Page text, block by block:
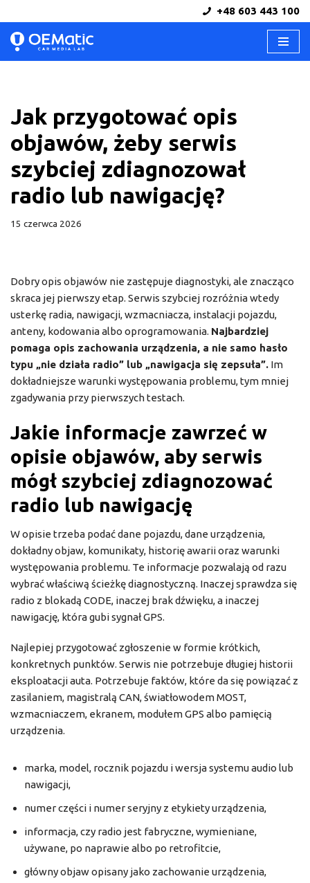
Przejdź
do
+48 603 443 100
Jak przygotować opis
objawów, żeby serwis
szybciej zdiagnozował
radio lub nawigację?
15 czerwca 2026
Dobry opis objawów nie zastępuje diagnostyki, ale znacząco
skraca jej pierwszy etap. Serwis szybciej rozróżnia wtedy
usterkę radia, nawigacji, wzmacniacza, instalacji pojazdu,
anteny, kodowania albo oprogramowania. Najbardziej
pomaga opis zachowania urządzenia, a nie samo hasło
typu „nie działa radio” lub „nawigacja się zepsuła”. Im
dokładniejsze warunki występowania problemu, tym mniej
zgadywania przy pierwszych testach.
Jakie informacje zawrzeć w
opisie objawów, aby serwis
mógł szybciej zdiagnozować
radio lub nawigację
W opisie trzeba podać dane pojazdu, dane urządzenia,
dokładny objaw, komunikaty, historię awarii oraz warunki
występowania problemu. Te informacje pozwalają od razu
wybrać właściwą ścieżkę diagnostyczną. Inaczej sprawdza się
radio z blokadą CODE, inaczej brak dźwięku, a inaczej
nawigację, która gubi sygnał GPS.
Najlepiej przygotować zgłoszenie w formie krótkich,
konkretnych punktów. Serwis nie potrzebuje długiej historii
eksploatacji auta. Potrzebuje faktów, które da się powiązać z
zasilaniem, magistralą CAN, światłowodem MOST,
wzmacniaczem, ekranem, modułem GPS albo pamięcią
urządzenia.
marka, model, rocznik pojazdu i wersja systemu audio lub
nawigacji,
numer części i numer seryjny z etykiety urządzenia,
informacja, czy radio jest fabryczne, wymieniane,
używane, po naprawie albo po retrofitcie,
główny objaw opisany jako zachowanie urządzenia,